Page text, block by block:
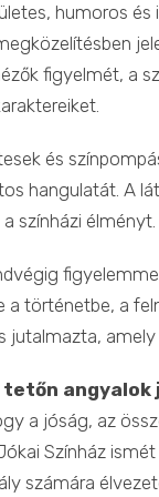
humoros
figyelmét, a
és
hangulatát. A
színházi élményt.
a történetbe, a
jutalmazta,
angyalok
a jóság, az
Színház
számára